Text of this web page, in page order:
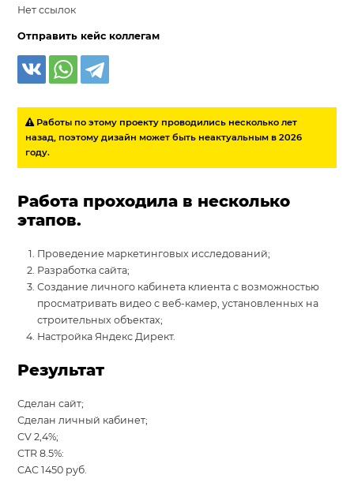
Нет ссылок
Отправить кейс коллегам
Работы по этому проекту проводились несколько лет
назад, поэтому дизайн может быть неактуальным в 2026
году.
Работа проходила в несколько
этапов.
Проведение маркетинговых исследований;
Разработка сайта;
Создание личного кабинета клиента с возможностью
просматривать видео с веб-камер, установленных на
строительных объектах;
Настройка Яндекс Директ.
Результат
Сделан сайт;
Сделан личный кабинет;
CV 2,4%;
CTR 8.5%:
CAC 1450 руб.